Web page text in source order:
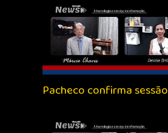
Pacheco confirma